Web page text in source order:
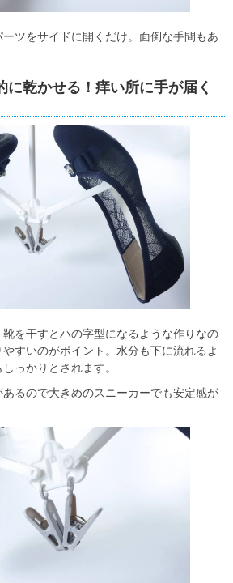
ツをサイドに開くだけ。面倒な手間もあ
に乾かせる！痒い所に手が届く
を干すとハの字型になるような作りなの
すいのがポイント。水分も下に流れるよ
っかりとされます。
るので大きめのスニーカーでも安定感が